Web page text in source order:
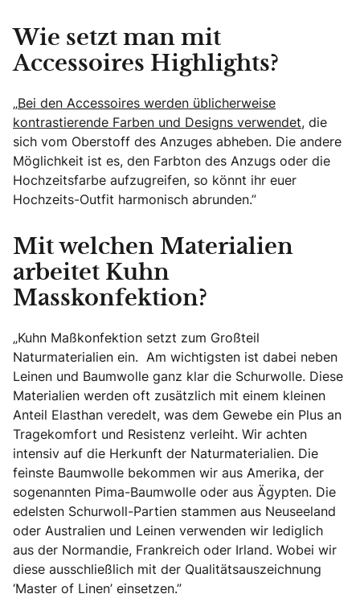
Wie setzt man mit
Accessoires Highlights?
„Bei den Accessoires werden üblicherweise
kontrastierende Farben und Designs verwendet, die
sich vom Oberstoff des Anzuges abheben. Die andere
Möglichkeit ist es, den Farbton des Anzugs oder die
Hochzeitsfarbe aufzugreifen, so könnt ihr euer
Hochzeits-Outfit harmonisch abrunden.”
Mit welchen Materialien
arbeitet Kuhn
Masskonfektion?
„Kuhn Maßkonfektion setzt zum Großteil
Naturmaterialien ein. Am wichtigsten ist dabei neben
Leinen und Baumwolle ganz klar die Schurwolle. Diese
Materialien werden oft zusätzlich mit einem kleinen
Anteil Elasthan veredelt, was dem Gewebe ein Plus an
Tragekomfort und Resistenz verleiht. Wir achten
intensiv auf die Herkunft der Naturmaterialien. Die
feinste Baumwolle bekommen wir aus Amerika, der
sogenannten Pima-Baumwolle oder aus Ägypten. Die
edelsten Schurwoll-Partien stammen aus Neuseeland
oder Australien und Leinen verwenden wir lediglich
aus der Normandie, Frankreich oder Irland. Wobei wir
diese ausschließlich mit der Qualitätsauszeichnung
‘Master of Linen’ einsetzen.”